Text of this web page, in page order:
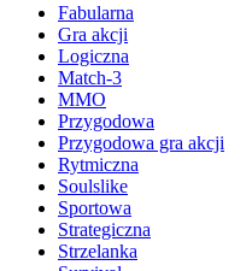
Fabularna
Gra akcji
Logiczna
Match-3
MMO
Przygodowa
Przygodowa gra akcji
Rytmiczna
Soulslike
Sportowa
Strategiczna
Strzelanka